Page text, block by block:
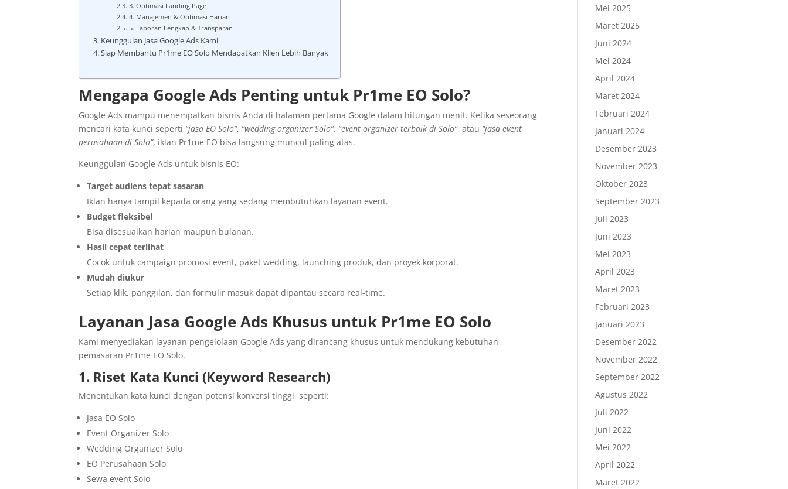
3. Optimasi Landing Page
4. Manajemen & Optimasi Harian
5. Laporan Lengkap & Transparan
Keunggulan Jasa Google Ads Kami
Siap Membantu Pr1me EO Solo Mendapatkan Klien Lebih Banyak
Mengapa Google Ads Penting untuk Pr1me EO Solo?
Google Ads mampu menempatkan bisnis Anda di halaman pertama Google dalam hitungan menit. Ketika seseorang
mencari kata kunci seperti “jasa EO Solo”, “wedding organizer Solo”, “event organizer terbaik di Solo”, atau “jasa event
perusahaan di Solo”, iklan Pr1me EO bisa langsung muncul paling atas.
Keunggulan Google Ads untuk bisnis EO:
Target audiens tepat sasaran
Iklan hanya tampil kepada orang yang sedang membutuhkan layanan event.
Budget fleksibel
Bisa disesuaikan harian maupun bulanan.
Hasil cepat terlihat
Cocok untuk campaign promosi event, paket wedding, launching produk, dan proyek korporat.
Mudah diukur
Setiap klik, panggilan, dan formulir masuk dapat dipantau secara real-time.
Layanan Jasa Google Ads Khusus untuk Pr1me EO Solo
Kami menyediakan layanan pengelolaan Google Ads yang dirancang khusus untuk mendukung kebutuhan
pemasaran Pr1me EO Solo.
1. Riset Kata Kunci (Keyword Research)
Menentukan kata kunci dengan potensi konversi tinggi, seperti:
Jasa EO Solo
Event Organizer Solo
Wedding Organizer Solo
EO Perusahaan Solo
Sewa event Solo
Mei 2025
Maret 2025
Juni 2024
Mei 2024
April 2024
Maret 2024
Februari 2024
Januari 2024
Desember 2023
November 2023
Oktober 2023
September 2023
Juli 2023
Juni 2023
Mei 2023
April 2023
Maret 2023
Februari 2023
Januari 2023
Desember 2022
November 2022
September 2022
Agustus 2022
Juli 2022
Juni 2022
Mei 2022
April 2022
Maret 2022